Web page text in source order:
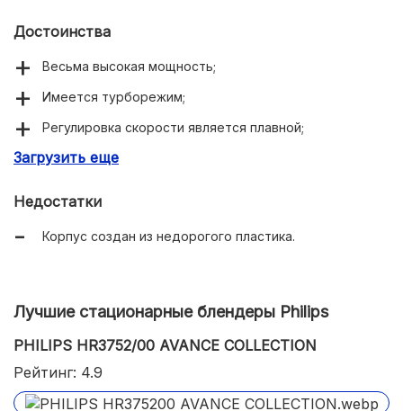
Достоинства
Весьма высокая мощность;
Имеется турборежим;
Регулировка скорости является плавной;
Присутствует и измельчитель, и мерный стакан;
Загрузить еще
Недостатки
Корпус создан из недорогого пластика.
Лучшие стационарные блендеры Philips
PHILIPS HR3752/00 AVANCE COLLECTION
Рейтинг: 4.9